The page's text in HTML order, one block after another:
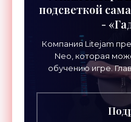
подсветкой
-
Компания Litejam
Neo, которая
обучению игре.
инструментов –
грифа.